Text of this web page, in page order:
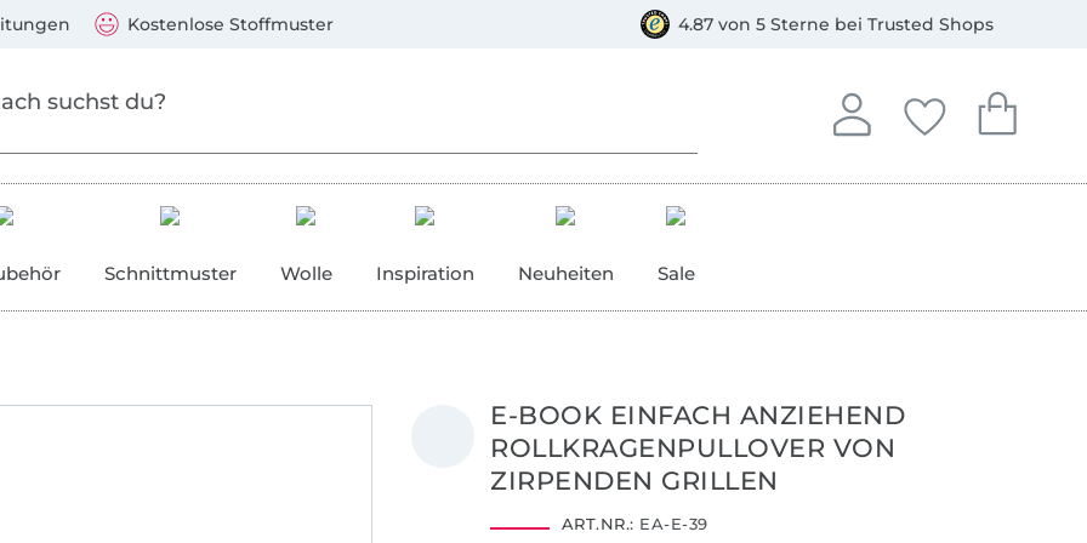
Kostenlose Stoffmuster 4.87 von 5 Sterne bei Trusted Shops
Anmelden
In deinem Konto
Deine
Du hast keine
Dein
Du hast
Schnittmuster Wolle Inspiration Neuheiten Sale
E-BOOK EINFACH ANZIEHEND
ROLLKRAGENPULLOVER VON
ZIRPENDEN GRILLEN
ART.NR.: EA-E-39
Mastercard, PayPal, Giropay, Kauf auf Rechnung, Vorkasse